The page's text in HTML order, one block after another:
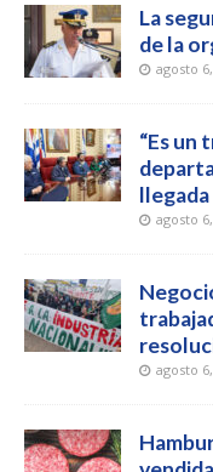
La
de la
agosto
“Es un
agosto
agosto